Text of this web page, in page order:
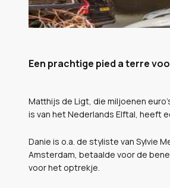
Een prachtige pied a terre
Matthijs de Ligt, die miljoenen
is van het Nederlands Elftal, heeft
Danie is o.a. de styliste van Sylvie
Amsterdam, betaalde voor de
voor het optrekje.